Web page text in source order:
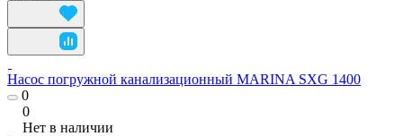
Насос погружной канализационный MARINA SXG 1400
0
0
Нет в наличии